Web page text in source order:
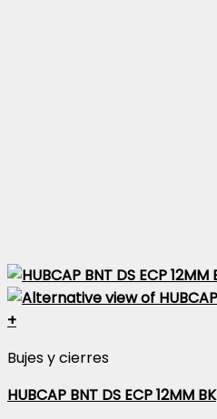
+
Bujes y cierres
HUBCAP BNT DS ECP 12MM BK